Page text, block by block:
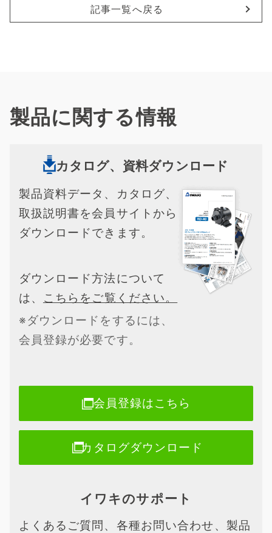
記事一覧へ戻る
製品に関する情報
カタログ、資料ダウンロード
製品資料データ、カタログ、
取扱説明書を会員サイトから
ダウンロードできます。
ダウンロード方法について
は、 こちらをご覧ください。
※ダウンロードをするには、
会員登録が必要です。
会員登録はこちら
カタログダウンロード
イワキのサポート
よくあるご質問、各種お問い合わせ、製品